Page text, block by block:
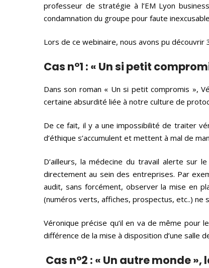
professeur de stratégie à l’EM Lyon
condamnation du groupe pour faute
Lors de ce webinaire, nous avons pu
Cas n°1 : « Un si petit
Dans son roman « Un si petit compromis »,
certaine absurdité liée à notre culture de
De ce fait, il y a une impossibilité de traiter
d’éthique s’accumulent et mettent à mal de
D’ailleurs, la médecine du travail alerte sur
directement au sein des entreprises. Par
audit, sans forcément, observer la mise en
(numéros verts, affiches, prospectus, etc..) ne
Véronique précise qu’il en va de même pour
différence de la mise à disposition d’une salle
Cas n°2 : « Un autre monde